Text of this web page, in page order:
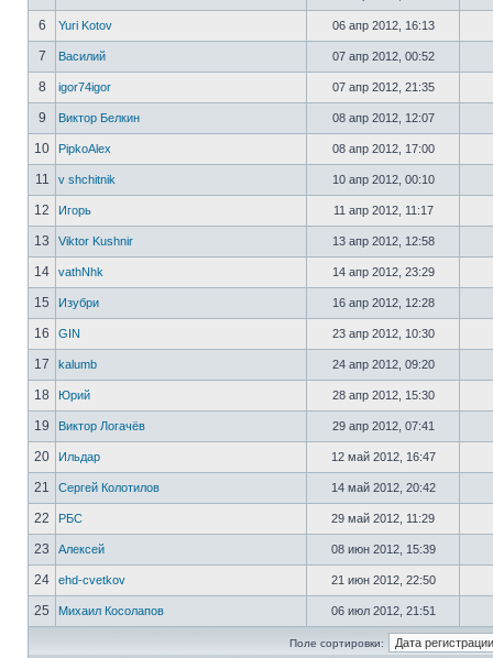
6 Yuri Kotov 06 апр 2012, 16:13
7 Василий 07 апр 2012, 00:52
8 igor74igor 07 апр 2012, 21:35
9 Виктор Белкин 08 апр 2012, 12:07
10 PipkoAlex 08 апр 2012, 17:00
11 v shchitnik 10 апр 2012, 00:10
12 Игорь 11 апр 2012, 11:17
13 Viktor Kushnir 13 апр 2012, 12:58
14 vathNhk 14 апр 2012, 23:29
15 Изубри 16 апр 2012, 12:28
16 GIN 23 апр 2012, 10:30
17 kalumb 24 апр 2012, 09:20
18 Юрий 28 апр 2012, 15:30
19 Виктор Логачёв 29 апр 2012, 07:41
20 Ильдар 12 май 2012, 16:47
21 Сергей Колотилов 14 май 2012, 20:42
22 РБС 29 май 2012, 11:29
23 Алексей 08 июн 2012, 15:39
24 ehd-cvetkov 21 июн 2012, 22:50
25 Михаил Косолапов 06 июл 2012, 21:51
Поле сортировки: